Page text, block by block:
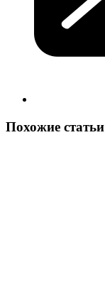
Похожие статьи